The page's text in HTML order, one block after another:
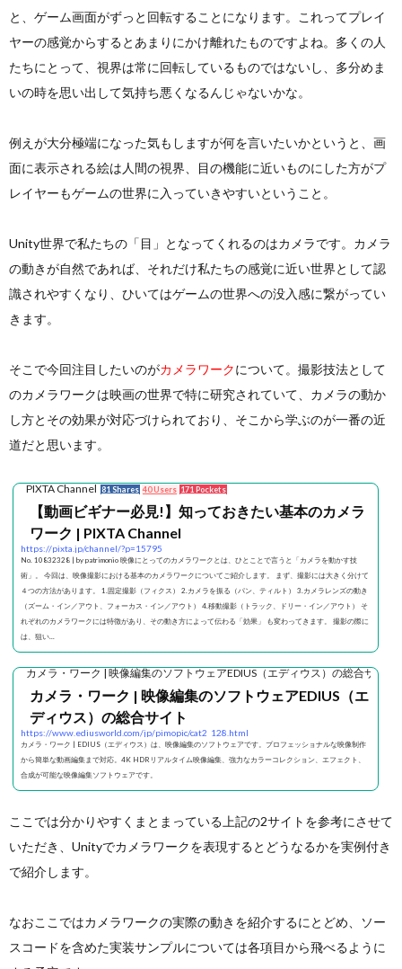
と、ゲーム画面がずっと回転することになります。これってプレイ
ヤーの感覚からするとあまりにかけ離れたものですよね。多くの人
たちにとって、視界は常に回転しているものではないし、多分めま
いの時を思い出して気持ち悪くなるんじゃないかな。
例えが大分極端になった気もしますが何を言いたいかというと、画
面に表示される絵は人間の視界、目の機能に近いものにした方がプ
レイヤーもゲームの世界に入っていきやすいということ。
Unity世界で私たちの「目」となってくれるのはカメラです。カメラ
の動きが自然であれば、それだけ私たちの感覚に近い世界として認
識されやすくなり、ひいてはゲームの世界への没入感に繋がってい
きます。
そこで今回注目したいのがカメラワークについて。撮影技法として
のカメラワークは映画の世界で特に研究されていて、カメラの動か
し方とその効果が対応づけられており、そこから学ぶのが一番の近
道だと思います。
PIXTA Channel 81 Shares 40 Users 171 Pockets
【動画ビギナー必見!】知っておきたい基本のカメラ
ワーク | PIXTA Channel
https://pixta.jp/channel/?p=15795
No. 10832328 | by patrimonio 映像にとってのカメラワークとは、ひとことで言うと「カメラを動かす技
術」。 今回は、映像撮影における基本のカメラワークについてご紹介します。 まず、撮影には大きく分けて
４つの方法があります。 1.固定撮影（フィクス） 2.カメラを振る（パン、ティルト） 3.カメラレンズの動き
（ズーム・イン／アウト、フォーカス・イン／アウト） 4.移動撮影（トラック、ドリー・イン／アウト） そ
れぞれのカメラワークには特徴があり、その動き方によって伝わる「効果」 も変わってきます。 撮影の際に
は、狙い...
カメラ・ワーク | 映像編集のソフトウェアEDIUS（エディウス）の総合サイト
カメラ・ワーク | 映像編集のソフトウェアEDIUS（エ
ディウス）の総合サイト
https://www.ediusworld.com/jp/pimopic/cat2_128.html
カメラ・ワーク | EDIUS（エディウス）は、映像編集のソフトウェアです。プロフェッショナルな映像制作
から簡単な動画編集まで対応。4K HDRリアルタイム映像編集、強力なカラーコレクション、エフェクト、
合成が可能な映像編集ソフトウェアです。
ここでは分かりやすくまとまっている上記の2サイトを参考にさせて
いただき、Unityでカメラワークを表現するとどうなるかを実例付き
で紹介します。
なおここではカメラワークの実際の動きを紹介するにとどめ、ソー
スコードを含めた実装サンプルについては各項目から飛べるように